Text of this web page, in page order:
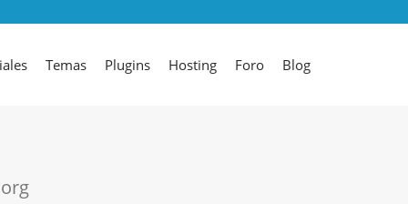
Temas Plugins Hosting Foro Blog